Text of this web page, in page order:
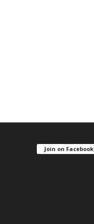
Join on Facebook